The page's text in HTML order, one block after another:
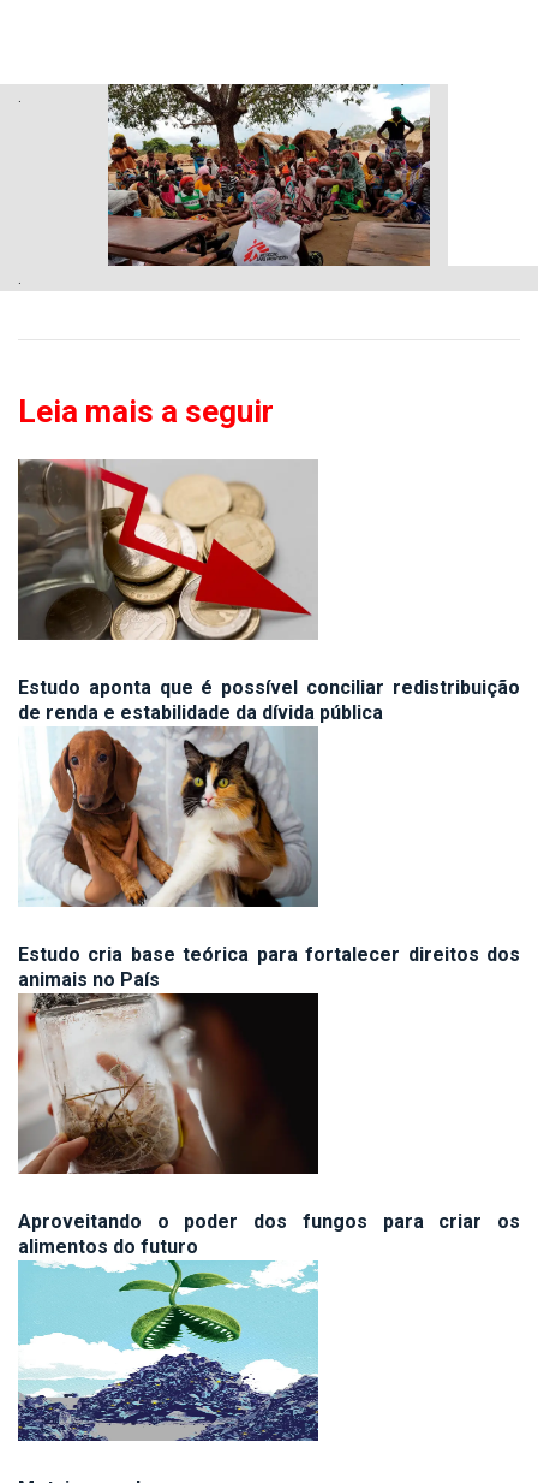
Leia mais a seguir
Estudo aponta que é possível conciliar redistribuição
de renda e estabilidade da dívida pública
Estudo cria base teórica para fortalecer direitos dos
animais no País
Aproveitando o poder dos fungos para criar os
alimentos do futuro